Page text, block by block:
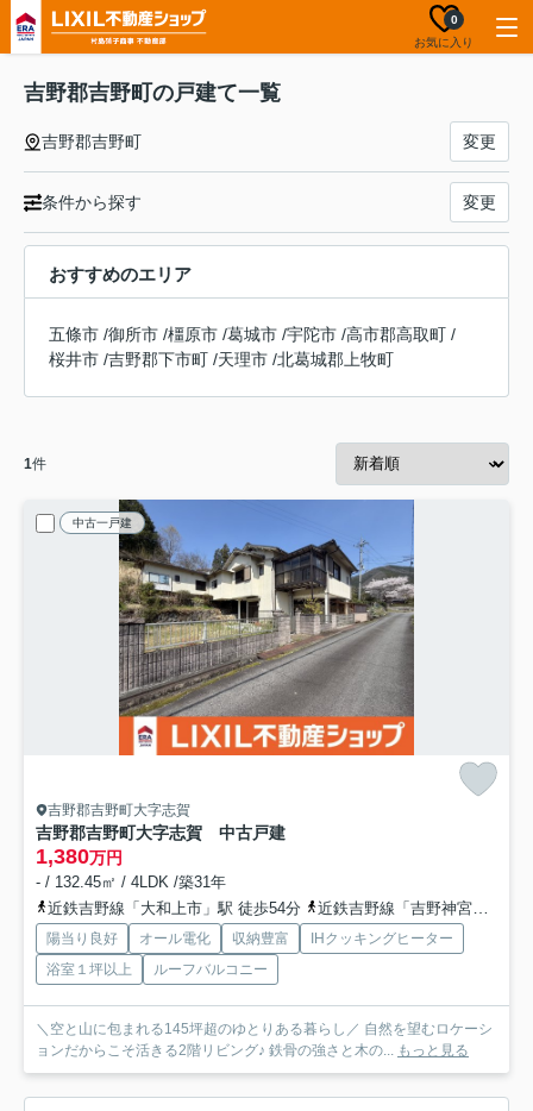
お気に入り
0
吉野郡吉野町の戸建て一覧
吉野郡吉野町 変更
条件から探す 変更
おすすめのエリア
五條市 /御所市 /橿原市 /葛城市 /宇陀市 /高市郡高取町 /
桜井市 /吉野郡下市町 /天理市 /北葛城郡上牧町
1件
中古一戸建
吉野郡吉野町大字志賀
吉野郡吉野町大字志賀 中古戸建
1,380万円
- / 132.45㎡ / 4LDK /築31年
近鉄吉野線「大和上市」駅 徒歩54分
近鉄吉野線「吉野神宮」駅 徒歩56分
陽当り良好 オール電化 収納豊富
IHクッキングヒーター
浴室１坪以上
ルーフバルコニー
＼空と山に包まれる145坪超のゆとりある暮らし／ 自然を望むロケーシ
ョンだからこそ活きる2階リビング♪ 鉄骨の強さと木の... もっと見る